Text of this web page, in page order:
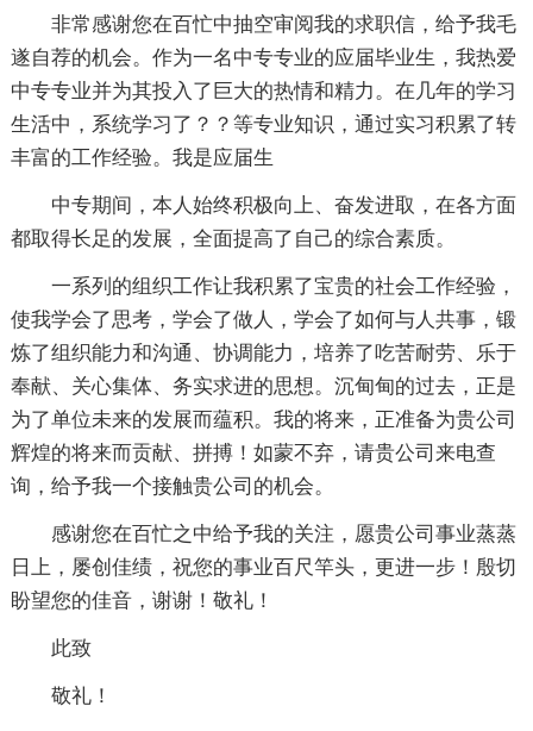
非常感谢您在百忙中抽空审阅我的求职信，给予我毛
遂自荐的机会。作为一名中专专业的应届毕业生，我热爱
中专专业并为其投入了巨大的热情和精力。在几年的学习
生活中，系统学习了？？等专业知识，通过实习积累了转
丰富的工作经验。我是应届生
中专期间，本人始终积极向上、奋发进取，在各方面
都取得长足的发展，全面提高了自己的综合素质。
一系列的组织工作让我积累了宝贵的社会工作经验，
使我学会了思考，学会了做人，学会了如何与人共事，锻
炼了组织能力和沟通、协调能力，培养了吃苦耐劳、乐于
奉献、关心集体、务实求进的思想。沉甸甸的过去，正是
为了单位未来的发展而蕴积。我的将来，正准备为贵公司
辉煌的将来而贡献、拼搏！如蒙不弃，请贵公司来电查
询，给予我一个接触贵公司的机会。
感谢您在百忙之中给予我的关注，愿贵公司事业蒸蒸
日上，屡创佳绩，祝您的事业百尺竿头，更进一步！殷切
盼望您的佳音，谢谢！敬礼！
此致
敬礼！